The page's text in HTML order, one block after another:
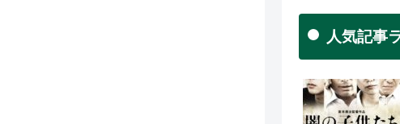
人気記事